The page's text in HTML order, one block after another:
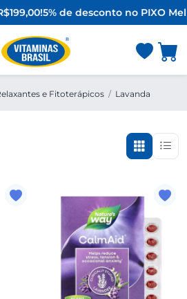
5% de desconto no PIXO
e Fitoterápicos / Lavanda